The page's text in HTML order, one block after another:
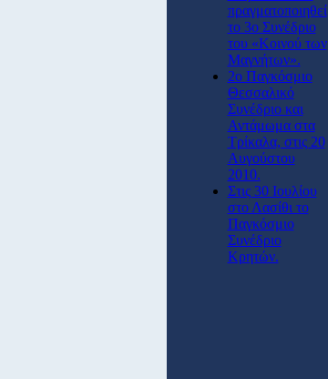
πραγματοποιηθεί
το 3ο Συνέδριο
του «Κοινού των
Μαγνήτων».
2ο Παγκόσμιο
Θεσσαλικό
Συνέδριο και
Αντάμωμα στα
Τρίκαλα, στις 20
Αυγούστου
2010.
Στις 30 Ιουλίου
στο Λασίθι το
Παγκόσμιο
Συνέδριο
Κρητών.